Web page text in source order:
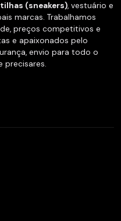
(sneakers), vestuário e
marcas. Trabalhamos
preços competitivos e
e apaixonados pelo
envio para todo o
precisares.